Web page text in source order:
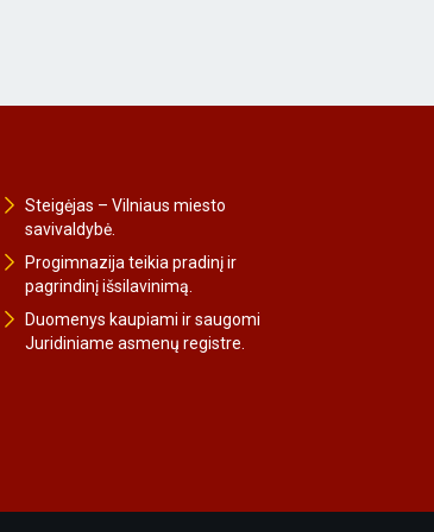
Steigėjas – Vilniaus miesto
savivaldybė.
Progimnazija teikia pradinį ir
pagrindinį išsilavinimą.
Duomenys kaupiami ir saugomi
Juridiniame asmenų registre.